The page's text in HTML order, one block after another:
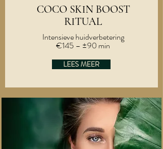
COCO SKIN BOOST
RITUAL
Intensieve huidverbetering
€145 – ±90 min
LEES MEER